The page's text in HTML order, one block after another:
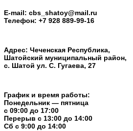
E-mail: cbs_shatoy@mail.ru
Телефон: +7 928 889-99-16
Адрес: Чеченская Республика,
Шатойский муниципальный район,
с. Шатой ул. С. Гугаева, 27
График и время работы:
Понедельник — пятница
с 09:00 до 17:00
Перерыв c 13:00 до 14:00
Cб с 9:00 до 14:00